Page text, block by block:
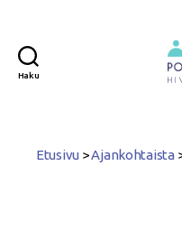
Haku
Etusivu >Ajankohtaista